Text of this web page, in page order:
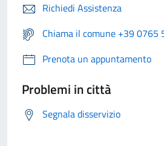
Richiedi Assistenza
Chiama il comune +39 0765
Prenota un appuntamento
Problemi in città
Segnala disservizio